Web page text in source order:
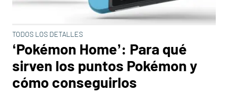
TODOS LOS DETALLES
‘Pokémon Home’: Para qué
sirven los puntos Pokémon y
cómo conseguirlos